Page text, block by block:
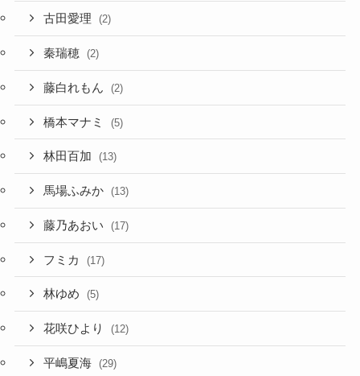
古田愛理 (2)
秦瑞穂 (2)
藤白れもん (2)
橋本マナミ (5)
林田百加 (13)
馬場ふみか (13)
藤乃あおい (17)
フミカ (17)
林ゆめ (5)
花咲ひより (12)
平嶋夏海 (29)